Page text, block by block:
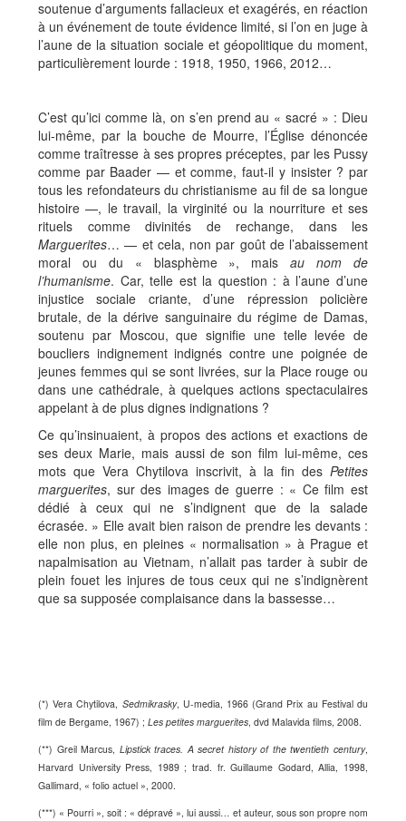
soutenue d’arguments fallacieux et exagérés, en réaction
à un événement de toute évidence limité, si l’on en juge à
l’aune de la situation sociale et géopolitique du moment,
particulièrement lourde : 1918, 1950, 1966, 2012…
C’est qu’ici comme là, on s’en prend au « sacré » : Dieu
lui-même, par la bouche de Mourre, l’Église dénoncée
comme traîtresse à ses propres préceptes, par les Pussy
comme par Baader — et comme, faut-il y insister ? par
tous les refondateurs du christianisme au fil de sa longue
histoire —, le travail, la virginité ou la nourriture et ses
rituels comme divinités de rechange, dans les
Marguerites… — et cela, non par goût de l’abaissement
moral ou du « blasphème », maisau nom de
l’humanisme. Car, telle est la question : à l’aune d’une
injustice sociale criante, d’une répression policière
brutale, de la dérive sanguinaire du régime de Damas,
soutenu par Moscou, que signifie une telle levée de
boucliers indignement indignés contre une poignée de
jeunes femmes qui se sont livrées, sur la Place rouge ou
dans une cathédrale, à quelques actions spectaculaires
appelant à de plus dignes indignations ?
Ce qu’insinuaient, à propos des actions et exactions de
ses deux Marie, mais aussi de son film lui-même, ces
mots que Vera Chytilova inscrivit, à la fin des Petites
marguerites, sur des images de guerre : « Ce film est
dédié à ceux qui ne s’indignent que de la salade
écrasée. » Elle avait bien raison de prendre les devants :
elle non plus, en pleines « normalisation » à Prague et
napalmisation au Vietnam, n’allait pas tarder à subir de
plein fouet les injures de tous ceux qui ne s’indignèrent
que sa supposée complaisance dans la bassesse…
(*) Vera Chytilova, Sedmikrasky, U-media, 1966 (Grand Prix au Festival du
film de Bergame, 1967) ; Les petites marguerites, dvd Malavida films, 2008.
(**) Greil Marcus, Lipstick traces. A secret history of the twentieth century,
Harvard University Press, 1989 ; trad. fr. Guillaume Godard, Allia, 1998,
Gallimard, « folio actuel », 2000.
(***) « Pourri », soit : « dépravé », lui aussi… et auteur, sous son propre nom